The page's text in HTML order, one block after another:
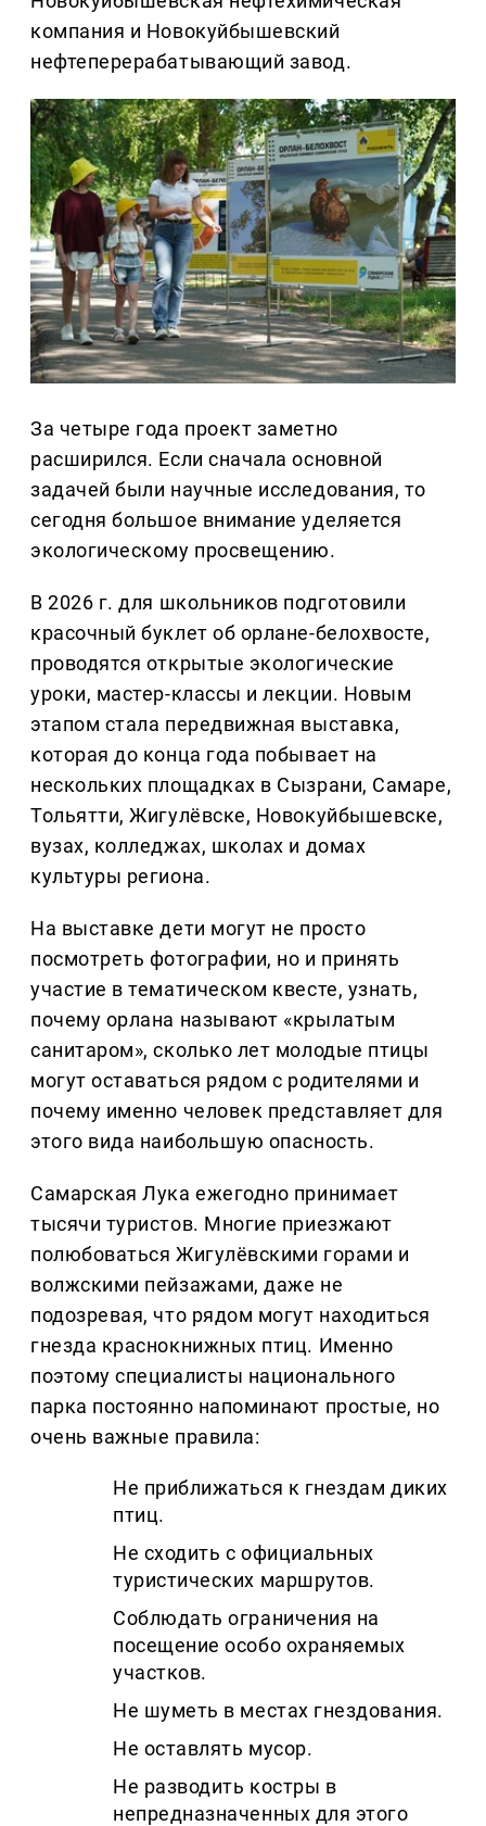
компания и Новокуйбышевский
нефтеперерабатывающий завод.
За четыре года проект заметно
расширился. Если сначала основной
задачей были научные исследования, то
сегодня большое внимание уделяется
экологическому просвещению.
В 2026 г. для школьников подготовили
красочный буклет об орлане-белохвосте,
проводятся открытые экологические
уроки, мастер-классы и лекции. Новым
этапом стала передвижная выставка,
которая до конца года побывает на
нескольких площадках в Сызрани, Самаре,
Тольятти, Жигулёвске, Новокуйбышевске,
вузах, колледжах, школах и домах
культуры региона.
На выставке дети могут не просто
посмотреть фотографии, но и принять
участие в тематическом квесте, узнать,
почему орлана называют «крылатым
санитаром», сколько лет молодые птицы
могут оставаться рядом с родителями и
почему именно человек представляет для
этого вида наибольшую опасность.
Самарская Лука ежегодно принимает
тысячи туристов. Многие приезжают
полюбоваться Жигулёвскими горами и
волжскими пейзажами, даже не
подозревая, что рядом могут находиться
гнезда краснокнижных птиц. Именно
поэтому специалисты национального
парка постоянно напоминают простые, но
очень важные правила:
Не приближаться к гнездам диких
птиц.
Не сходить с официальных
туристических маршрутов.
Соблюдать ограничения на
посещение особо охраняемых
участков.
Не шуметь в местах гнездования.
Не оставлять мусор.
Не разводить костры в
непредназначенных для этого